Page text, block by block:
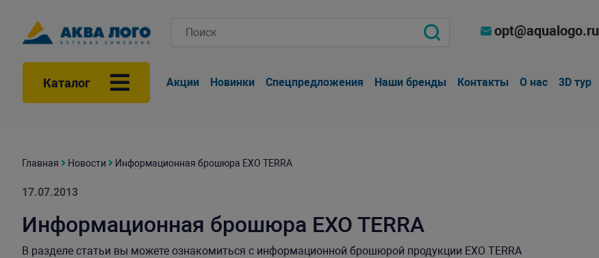
opt@aqualogo.ru
Каталог Акции Новинки Спецпредложения Наши бренды Контакты О нас 3D тур
Главная Новости Информационная брошюра EXO TERRA
17.07.2013
Информационная брошюра EXO TERRA
В разделе статьи вы можете ознакомиться с информационной брошюрой продукции EXO TERRA